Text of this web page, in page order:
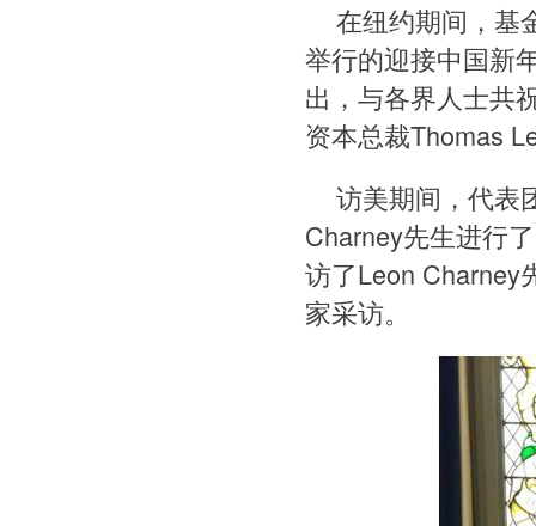
在纽约期间，基
举行的迎接中国新
出，与各界人士共
资本总裁Thomas
访美期间，代表
Charney先生进行
访了Leon Charney
家采访。